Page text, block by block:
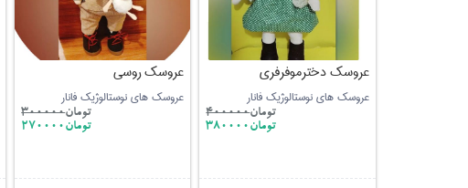
عروسک دخترموفرفری
عروسک های نوستالوژیک فانار
تومان400000
تومان380000
عروسک روسی
عروسک های نوستالوژیک فانار
تومان300000
تومان270000